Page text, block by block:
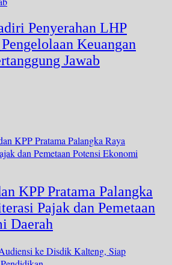
Penyerahan LHP
Keuangan
Jawab
KPP Pratama Palangka
Pajak dan Pemetaan
Daerah